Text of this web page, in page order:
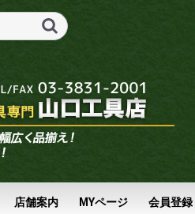
店舗案内 MYページ 会員登録